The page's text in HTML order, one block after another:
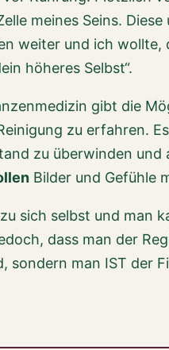
meines Seins.
weiter und ich wollte,
höheres Selbst“.
gibt die
zu erfahren.
zu überwinden
Bilder und Gefühle
sich selbst und man
dass man der
sondern man IST der